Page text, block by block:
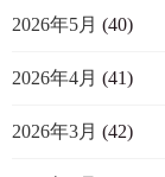
2026年5月 (40)
2026年4月 (41)
2026年3月 (42)